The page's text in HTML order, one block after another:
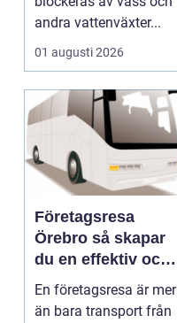
andra vattenväxter...
01 augusti 2026
Företagsresa
Örebro så skapar
du en effektiv och
minnesvärd resa
En företagsresa är mer
än bara transport från